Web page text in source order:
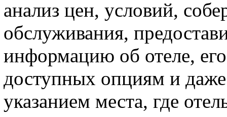
анализ цен, условий,
обслуживания,
информацию об отеле,
доступных опциям и
указанием места, где